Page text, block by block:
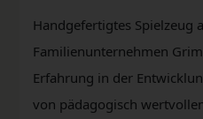
Handgefertigtes Spielzeug
Familienunternehmen
Erfahrung in der
von pädagogisch